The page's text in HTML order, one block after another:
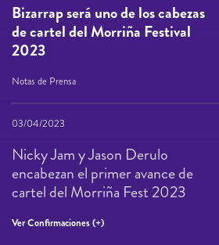
Bizarrap será uno de los cabezas
de cartel del Morriña Festival
2023
Notas de Prensa
03/04/2023
Nicky Jam y Jason Derulo
encabezan el primer avance de
cartel del Morriña Fest 2023
Ver Confirmaciones (+)